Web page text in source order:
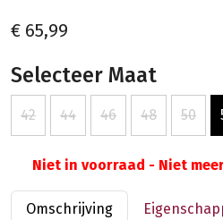
€ 65,99
Selecteer Maat
42 44 46 48 50
Niet in voorraad - Niet
Omschrijving